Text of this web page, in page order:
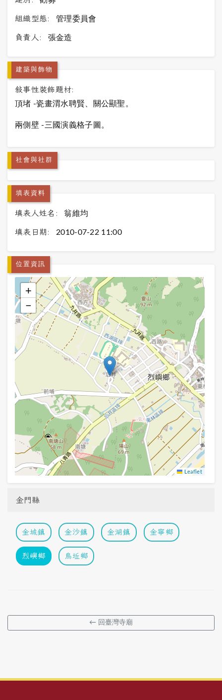
組織型態: 管理委員會
負責人: 張金造
建築與飾物
敍事性裝飾題材:
頂堵 -瓷畫渭水聘賢、關公顯聖。
兩側壁 -三國演義格子圖。
社會與社群
填表資料
填表人姓名: 翁維均
填表日期: 2010-07-22 11:00
位置資訊
+
−
Leaflet
金門縣
金城鎮 金沙鎮 金湖鎮 金寧鄉
烈嶼鄉 烏坵鄉
← 回臺灣寺廟